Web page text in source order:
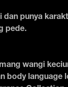
punya
pede.
wangi
body language